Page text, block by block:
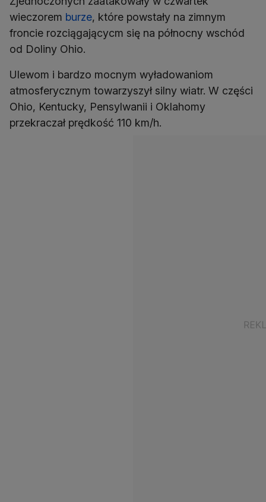
wieczorem burze, które powstały na zimnym
froncie rozciągającycm się na północny wschód
od Doliny Ohio.
Ulewom i bardzo mocnym wyładowaniom
atmosferycznym towarzyszył silny wiatr. W części
Ohio, Kentucky, Pensylwanii i Oklahomy
przekraczał prędkość 110 km/h.